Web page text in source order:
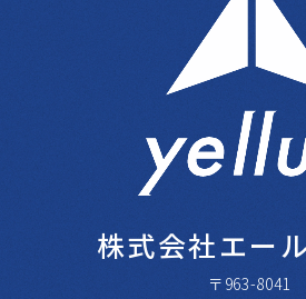
株式会社エー
〒963-8041